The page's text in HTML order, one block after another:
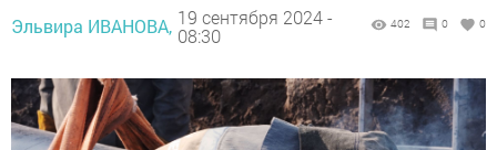
Эльвира ИВАНОВА, 19 сентября 2024 -
08:30
402 0 0